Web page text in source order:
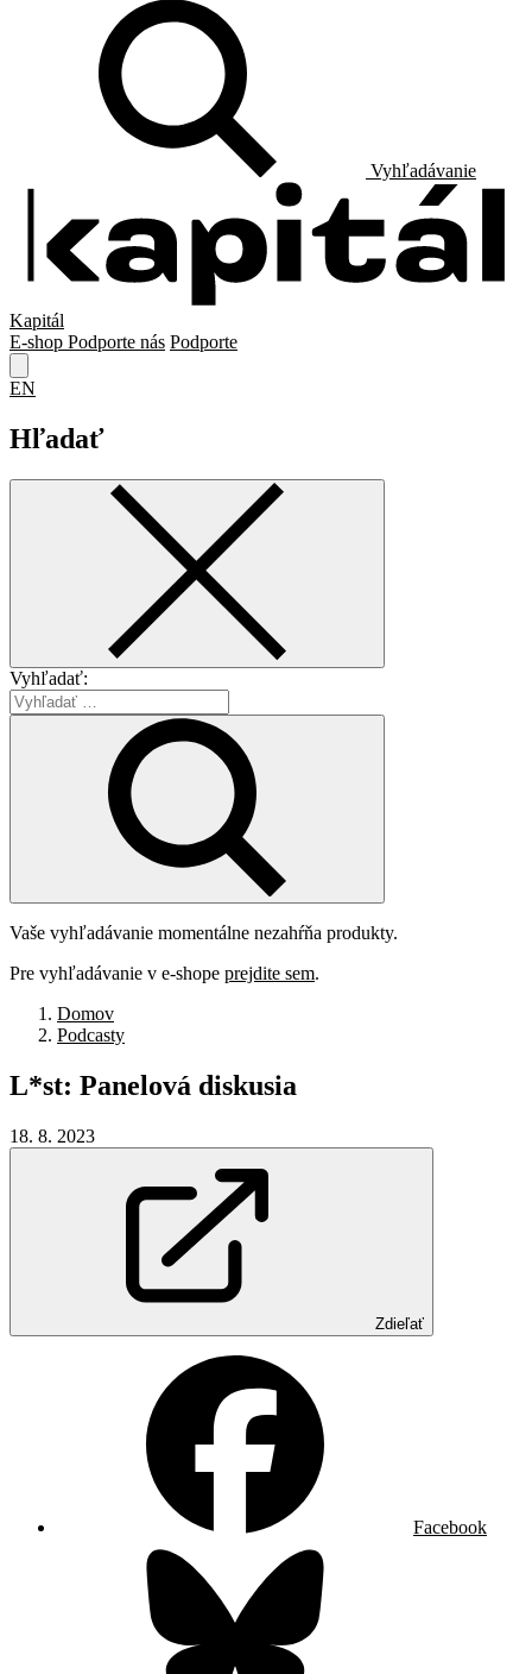
Vyhľadávanie
Kapitál
E-shop Podporte nás Podporte
EN
Hľadať
Vyhľadať:
Vaše vyhľadávanie momentálne nezahŕňa produkty.
Pre vyhľadávanie v e-shope prejdite sem.
Domov
Podcasty
L*st: Panelová diskusia
18. 8. 2023
Zdieľať
Facebook